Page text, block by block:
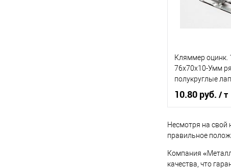
В избранное
Кляммер оцинк.
76х70х10-Умм
полукруглые
10.80 руб. / т
В
Купить в 1 клик
Несмотря на свой
правильное
Компания
качества, что